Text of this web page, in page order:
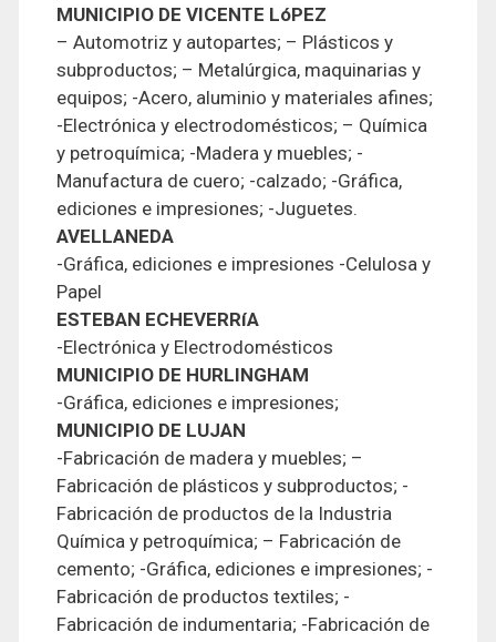
MUNICIPIO DE VICENTE LóPEZ
– Automotriz y autopartes; – Plásticos y
subproductos; – Metalúrgica, maquinarias y
equipos; -Acero, aluminio y materiales afines;
-Electrónica y electrodomésticos; – Química
y petroquímica; -Madera y muebles; -
Manufactura de cuero; -calzado; -Gráfica,
ediciones e impresiones; -Juguetes.
AVELLANEDA
-Gráfica, ediciones e impresiones -Celulosa y
Papel
ESTEBAN ECHEVERRíA
-Electrónica y Electrodomésticos
MUNICIPIO DE HURLINGHAM
-Gráfica, ediciones e impresiones;
MUNICIPIO DE LUJAN
-Fabricación de madera y muebles; –
Fabricación de plásticos y subproductos; -
Fabricación de productos de la Industria
Química y petroquímica; – Fabricación de
cemento; -Gráfica, ediciones e impresiones; -
Fabricación de productos textiles; -
Fabricación de indumentaria; -Fabricación de